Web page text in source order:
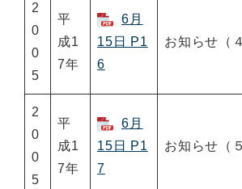
2
0
0
5
平
成1
7年
6月
15日 P1
6
お知らせ（
2
0
0
5
平
成1
7年
6月
15日 P1
7
お知らせ（